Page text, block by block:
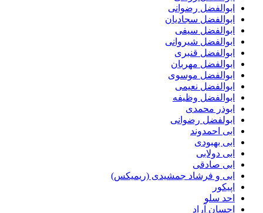
ابوالفضل رضوانی
ابوالفضل سجادیان
ابوالفضل سیفی
ابوالفضل شیروانی
ابوالفضل قنبری
ابوالفضل مهربان
ابوالفضل موسوی
ابوالفضل نعیمی
ابوالفضل وظیفه
ابوذر محمدی
ابولفضل رضوانی
ابی احمدوند
ابی بهبودی
ابی دولابی
ابی صادقی
ابی و فرشاد جمشیدی (ریمیکس)
اپیکور
احد سلو
احسان آراد